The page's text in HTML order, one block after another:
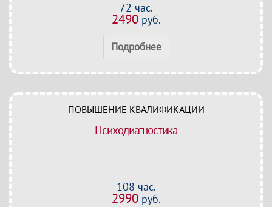
72 час.
2490руб.
Подробнее
ПОВЫШЕНИЕ КВАЛИФИКАЦИИ
Психодиагностика
108 час.
2990руб.